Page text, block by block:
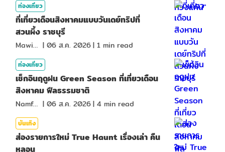
ท่องเที่ยว
ที่เที่ยวเดือนสิงหาคมแบบวันเดย์ทริปที่
สวนผึ้ง ราชบุรี
MawinMatravel | 06 ส.ค. 2026| 1 min read
ท่องเที่ยว
เช็กอินฤดูฝน Green Season ที่เที่ยวเดือน
สิงหาคม ฟีลธรรมชาติ
NamfahPhupha | 06 ส.ค. 2026| 4 min read
บันเทิง
ส่องรายการใหม่ True Haunt เรื่องเล่า คืน
หลอน